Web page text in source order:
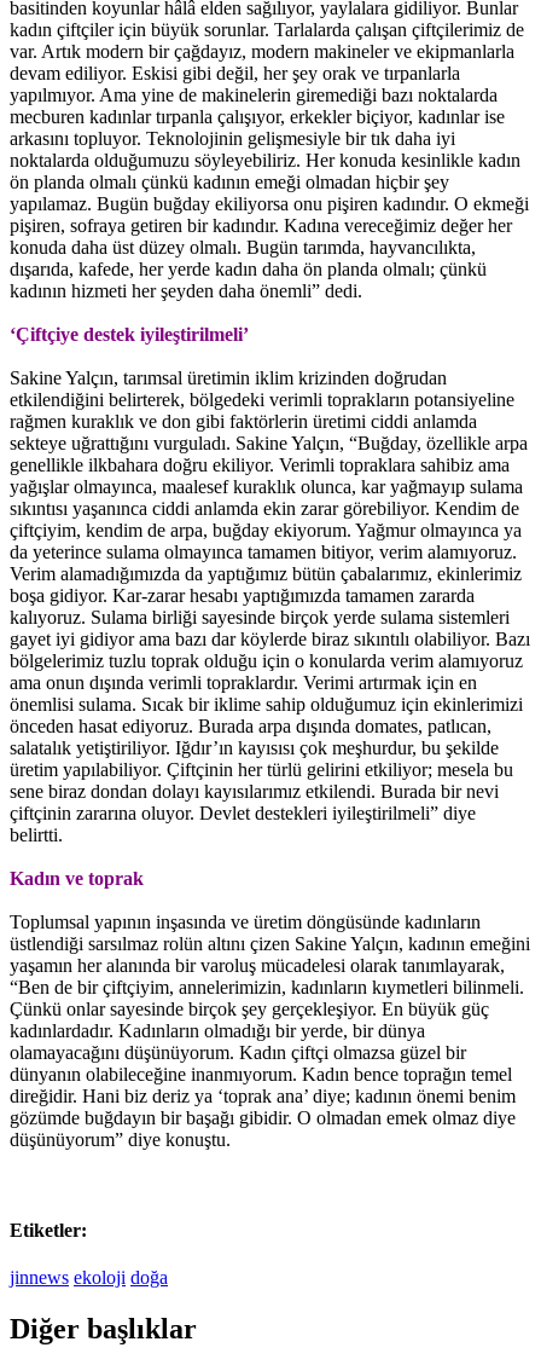
basitinden koyunlar hâlâ elden sağılıyor, yaylalara gidiliyor. Bunlar
kadın çiftçiler için büyük sorunlar. Tarlalarda çalışan çiftçilerimiz de
var. Artık modern bir çağdayız, modern makineler ve ekipmanlarla
devam ediliyor. Eskisi gibi değil, her şey orak ve tırpanlarla
yapılmıyor. Ama yine de makinelerin giremediği bazı noktalarda
mecburen kadınlar tırpanla çalışıyor, erkekler biçiyor, kadınlar ise
arkasını topluyor. Teknolojinin gelişmesiyle bir tık daha iyi
noktalarda olduğumuzu söyleyebiliriz. Her konuda kesinlikle kadın
ön planda olmalı çünkü kadının emeği olmadan hiçbir şey
yapılamaz. Bugün buğday ekiliyorsa onu pişiren kadındır. O ekmeği
pişiren, sofraya getiren bir kadındır. Kadına vereceğimiz değer her
konuda daha üst düzey olmalı. Bugün tarımda, hayvancılıkta,
dışarıda, kafede, her yerde kadın daha ön planda olmalı; çünkü
kadının hizmeti her şeyden daha önemli” dedi.
‘Çiftçiye destek iyileştirilmeli’
Sakine Yalçın, tarımsal üretimin iklim krizinden doğrudan
etkilendiğini belirterek, bölgedeki verimli toprakların potansiyeline
rağmen kuraklık ve don gibi faktörlerin üretimi ciddi anlamda
sekteye uğrattığını vurguladı. Sakine Yalçın, “Buğday, özellikle arpa
genellikle ilkbahara doğru ekiliyor. Verimli topraklara sahibiz ama
yağışlar olmayınca, maalesef kuraklık olunca, kar yağmayıp sulama
sıkıntısı yaşanınca ciddi anlamda ekin zarar görebiliyor. Kendim de
çiftçiyim, kendim de arpa, buğday ekiyorum. Yağmur olmayınca ya
da yeterince sulama olmayınca tamamen bitiyor, verim alamıyoruz.
Verim alamadığımızda da yaptığımız bütün çabalarımız, ekinlerimiz
boşa gidiyor. Kar-zarar hesabı yaptığımızda tamamen zararda
kalıyoruz. Sulama birliği sayesinde birçok yerde sulama sistemleri
gayet iyi gidiyor ama bazı dar köylerde biraz sıkıntılı olabiliyor. Bazı
bölgelerimiz tuzlu toprak olduğu için o konularda verim alamıyoruz
ama onun dışında verimli topraklardır. Verimi artırmak için en
önemlisi sulama. Sıcak bir iklime sahip olduğumuz için ekinlerimizi
önceden hasat ediyoruz. Burada arpa dışında domates, patlıcan,
salatalık yetiştiriliyor. Iğdır’ın kayısısı çok meşhurdur, bu şekilde
üretim yapılabiliyor. Çiftçinin her türlü gelirini etkiliyor; mesela bu
sene biraz dondan dolayı kayısılarımız etkilendi. Burada bir nevi
çiftçinin zararına oluyor. Devlet destekleri iyileştirilmeli” diye
belirtti.
Kadın ve toprak
Toplumsal yapının inşasında ve üretim döngüsünde kadınların
üstlendiği sarsılmaz rolün altını çizen Sakine Yalçın, kadının emeğini
yaşamın her alanında bir varoluş mücadelesi olarak tanımlayarak,
“Ben de bir çiftçiyim, annelerimizin, kadınların kıymetleri bilinmeli.
Çünkü onlar sayesinde birçok şey gerçekleşiyor. En büyük güç
kadınlardadır. Kadınların olmadığı bir yerde, bir dünya
olamayacağını düşünüyorum. Kadın çiftçi olmazsa güzel bir
dünyanın olabileceğine inanmıyorum. Kadın bence toprağın temel
direğidir. Hani biz deriz ya ‘toprak ana’ diye; kadının önemi benim
gözümde buğdayın bir başağı gibidir. O olmadan emek olmaz diye
düşünüyorum” diye konuştu.
Etiketler:
jinnews ekoloji doğa
Diğer başlıklar